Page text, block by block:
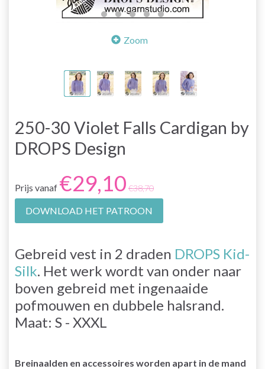
Zoom
250-30 Violet Falls Cardigan by
DROPS Design
Prijs vanaf €29,10 €38,70
DOWNLOAD HET PATROON
Gebreid vest in 2 draden DROPS Kid-
Silk. Het werk wordt van onder naar
boven gebreid met ingenaaide
pofmouwen en dubbele halsrand.
Maat: S - XXXL
Breinaalden en accessoires worden apart in de mand